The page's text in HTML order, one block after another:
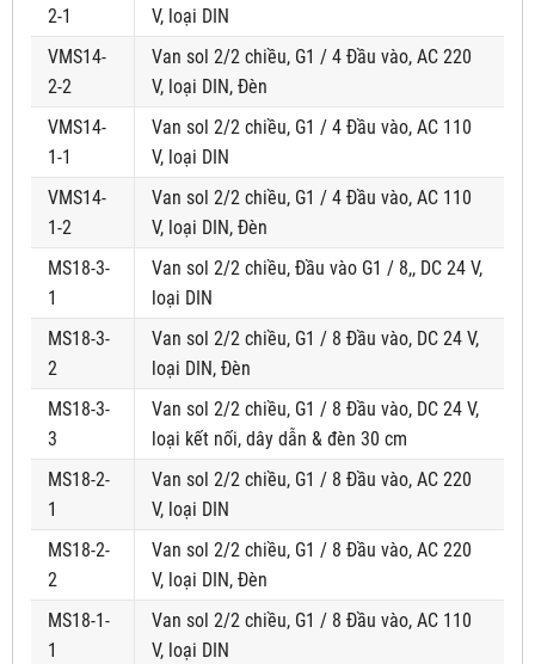
2-1
V, loại DIN
VMS14-
2-2
Van sol 2/2 chiều, G1 / 4 Đầu vào, AC 220
V, loại DIN, Đèn
VMS14-
1-1
Van sol 2/2 chiều, G1 / 4 Đầu vào, AC 110
V, loại DIN
VMS14-
1-2
Van sol 2/2 chiều, G1 / 4 Đầu vào, AC 110
V, loại DIN, Đèn
MS18-3-
1
Van sol 2/2 chiều, Đầu vào G1 / 8,, DC 24 V,
loại DIN
MS18-3-
2
Van sol 2/2 chiều, G1 / 8 Đầu vào, DC 24 V,
loại DIN, Đèn
MS18-3-
3
Van sol 2/2 chiều, G1 / 8 Đầu vào, DC 24 V,
loại kết nối, dây dẫn & đèn 30 cm
MS18-2-
1
Van sol 2/2 chiều, G1 / 8 Đầu vào, AC 220
V, loại DIN
MS18-2-
2
Van sol 2/2 chiều, G1 / 8 Đầu vào, AC 220
V, loại DIN, Đèn
MS18-1-
1
Van sol 2/2 chiều, G1 / 8 Đầu vào, AC 110
V, loại DIN